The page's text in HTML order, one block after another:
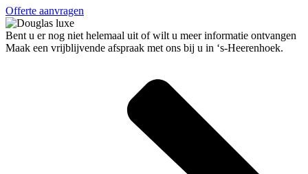
Offerte aanvragen
Bent u er nog niet helemaal uit of wilt u meer informatie ontvangen
Maak een vrijblijvende afspraak met ons bij u in ‘s-Heerenhoek.